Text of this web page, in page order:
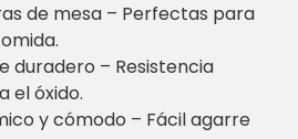
de mesa – Perfectas para
duradero – Resistencia
el óxido.
y cómodo – Fácil agarre